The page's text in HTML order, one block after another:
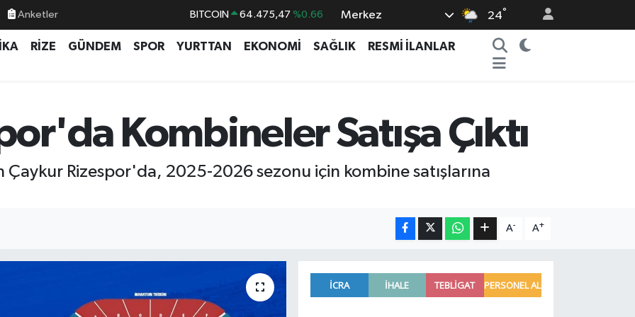
Anketler BITCOIN 64.475,47 %0.66
%0.05
GRAM ALTIN
BİST100 13.703 %0
Merkez 24°
RİZE GÜNDEM SPOR YURTTAN EKONOMİ SAĞLIK
RESMİ İLANLAR
Kombineler Satışa Çıktı
Rizespor'da, 2025-2026 sezonu için kombine satışlarına
A- A+